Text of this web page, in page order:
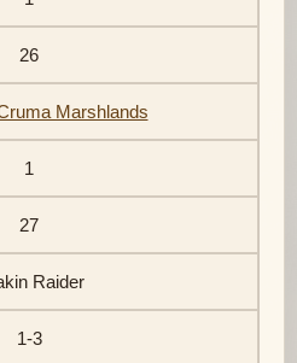
26
Marshlands
1
27
Raider
1-3